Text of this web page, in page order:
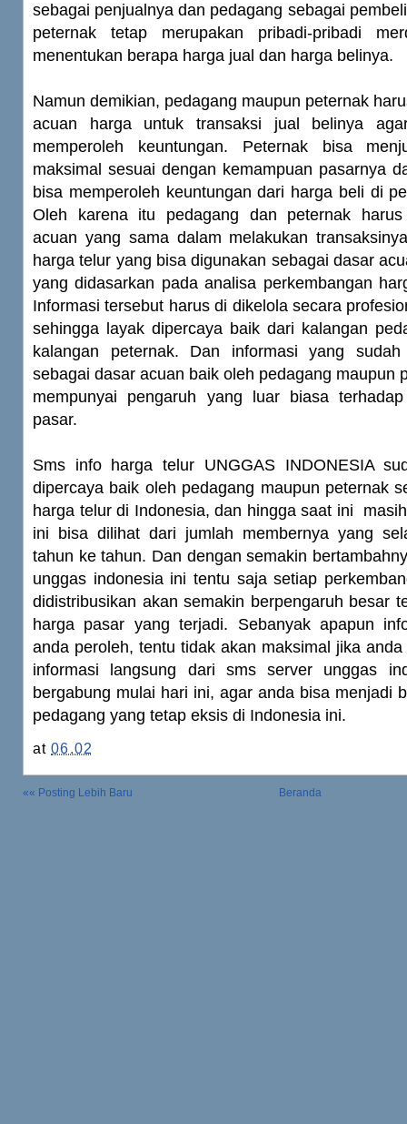
sebagai penjualnya dan pedagang sebagai
peternak tetap merupakan pribadi-pribadi
menentukan berapa harga jual dan harga belinya.
Namun demikian, pedagang maupun peternak
acuan harga untuk transaksi jual belinya
memperoleh keuntungan. Peternak bisa
maksimal sesuai dengan kemampuan pasarnya
bisa memperoleh keuntungan dari harga beli di
Oleh karena itu pedagang dan peternak harus
acuan yang sama dalam melakukan
harga telur yang bisa digunakan sebagai dasar
yang didasarkan pada analisa perkembangan
Informasi tersebut harus di dikelola secara
sehingga layak dipercaya baik dari kalangan
kalangan peternak. Dan informasi yang
sebagai dasar acuan baik oleh pedagang maupun
mempunyai pengaruh yang luar biasa
pasar.
Sms info harga telur UNGGAS INDONESIA
dipercaya baik oleh pedagang maupun peternak
harga telur di Indonesia, dan hingga saat ini
ini bisa dilihat dari jumlah membernya yang
tahun ke tahun. Dan dengan semakin
unggas indonesia ini tentu saja setiap
didistribusikan akan semakin berpengaruh besar
harga pasar yang terjadi. Sebanyak apapun
anda peroleh, tentu tidak akan maksimal jika
informasi langsung dari sms server unggas
bergabung mulai hari ini, agar anda bisa menjadi
pedagang yang tetap eksis di Indonesia ini.
at06.02
«« Posting Lebih Baru Beranda